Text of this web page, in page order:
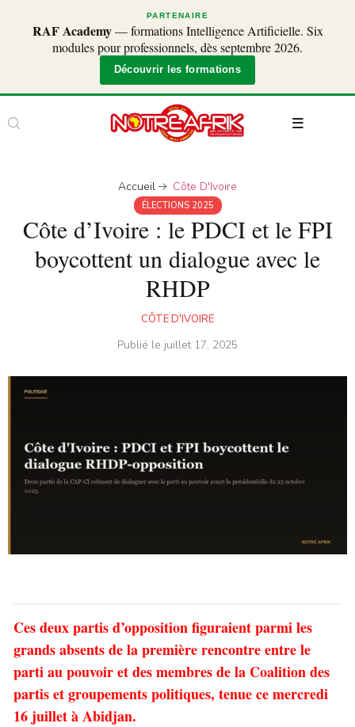
PARTENAIRE
RAF Academy— formations Intelligence Artificielle. Six
modules pour professionnels, dès septembre 2026.
Découvrir les formations
Accueil Côte D'Ivoire
ÉLECTIONS 2025
Côte d’Ivoire : le PDCI et le FPI
boycottent un dialogue avec le
RHDP
CÔTE D'IVOIRE
Publié le juillet 17, 2025
Ces deux partis d’opposition figuraient parmi les
grands absents de la première rencontre entre le
parti au pouvoir et des membres de la Coalition des
partis et groupements politiques, tenue ce mercredi
16 juillet à Abidjan.